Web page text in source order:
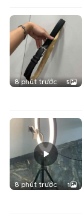
8 phút trước 5
8 phút trước 1